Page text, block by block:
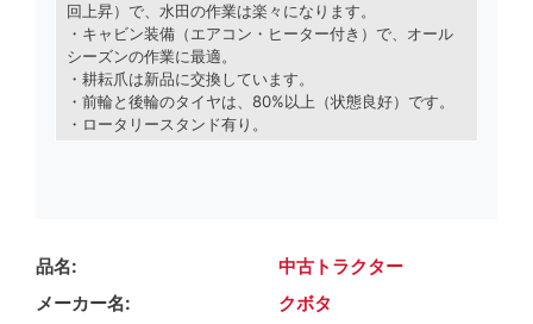
回上昇）で、水田の作業は楽々になります。
・キャビン装備（エアコン・ヒーター付き）で、オール
シーズンの作業に最適。
・耕耘爪は新品に交換しています。
・前輪と後輪のタイヤは、80%以上（状態良好）です。
・ロータリースタンド有り。
品名
中古トラクター
メーカー名
クボタ